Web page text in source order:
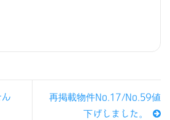
再掲載物件No.17/No.59値
下げしました。